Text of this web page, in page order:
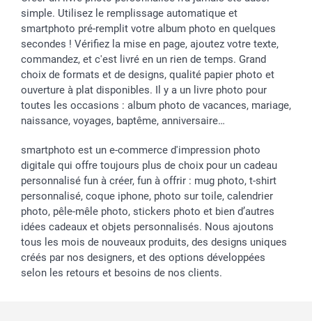
simple. Utilisez le remplissage automatique et
smartphoto pré-remplit votre album photo en quelques
secondes ! Vérifiez la mise en page, ajoutez votre texte,
commandez, et c'est livré en un rien de temps. Grand
choix de formats et de designs, qualité papier photo et
ouverture à plat disponibles. Il y a un livre photo pour
toutes les occasions : album photo de vacances, mariage,
naissance, voyages, baptême, anniversaire…
smartphoto est un e-commerce d'impression photo
digitale qui offre toujours plus de choix pour un cadeau
personnalisé fun à créer, fun à offrir : mug photo, t-shirt
personnalisé, coque iphone, photo sur toile, calendrier
photo, pêle-mêle photo, stickers photo et bien d’autres
idées cadeaux et objets personnalisés. Nous ajoutons
tous les mois de nouveaux produits, des designs uniques
créés par nos designers, et des options développées
selon les retours et besoins de nos clients.